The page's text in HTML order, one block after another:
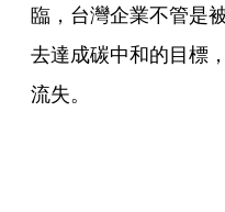
臨，台灣企業不管是
去達成碳中和的目標
流失。